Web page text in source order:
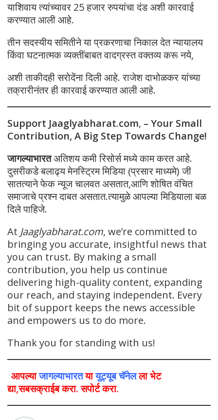
याशिवाय त्यांच्यावर 25 हजार रुपयांचा दंड अशी कारवाई
करण्यात आली आहे.
तीन सदस्यीय समितीने या प्रकरणाचा निकाल देत न्यायालय
किंवा घटनात्मक व्यक्तींबाबत वादग्रस्त वक्तव्य करू नये,
अशी ताकीदही सरोदेंना दिली आहे. राजेश दाभोळकर यांच्या
तक्रारीनंतर ही कारवाई करण्यात आली आहे.
Support Jaaglyabharat.com, – Your Small
Contribution, A Big Step Towards Change!
जागल्याभारतअतिशय कमी रिसोर्स मध्ये काम करत आहे.
दुसरीकडे बलाढ्य मेनस्ट्रिम मिडिया (प्रसार माध्यमे) जी
सातत्याने फेक न्यूज चालवत असतात,आणि शोषित वंचित
समाजाचे प्रश्न दाबत असतात.त्यामुळे आपल्या मिडियाला बळ
दिले पाहिजे.
At Jaaglyabharat.com, we’re committed to
bringing you accurate, insightful news that
you can trust. By making a small
contribution, you help us continue
delivering high-quality content, expanding
our reach, and staying independent. Every
bit of support keeps the news accessible
and empowers us to do more.
Thank you for standing with us!
आपल्याजागल्याभारतयायुट्यूब चॅनेलला भेट
द्या,सबसक्राईब करा. सपोर्ट करा.